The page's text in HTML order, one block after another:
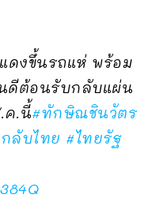
ดงขึ้นรถแห่ พร้อม
ดีต้อนรับกลับแผ่น
ค.นี้#ทักษิณชินวัตร
ลับไทย #ไทยรัฐ